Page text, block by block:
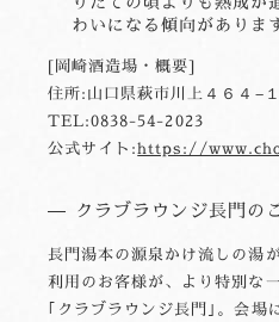
わいになる傾向がありま
[岡崎酒造場・概要]
住所:山口県萩市川上４６４−１
TEL:0838-54-2023
公式サイト:https://
クラブラウンジ長門の
長門湯本の源泉かけ流しの湯
利用のお客様が、より特別な
｢クラブラウンジ長門｣。会場